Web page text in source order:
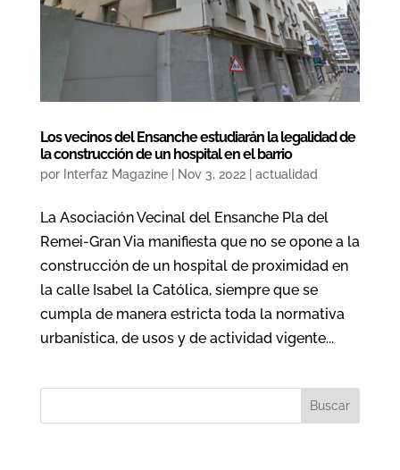
Los vecinos del Ensanche estudiarán la legalidad de
la construcción de un hospital en el barrio
por Interfaz Magazine| Nov 3, 2022| actualidad
La Asociación Vecinal del Ensanche Pla del
Remei-Gran Via manifiesta que no se opone a la
construcción de un hospital de proximidad en
la calle Isabel la Católica, siempre que se
cumpla de manera estricta toda la normativa
urbanística, de usos y de actividad vigente...
Buscar